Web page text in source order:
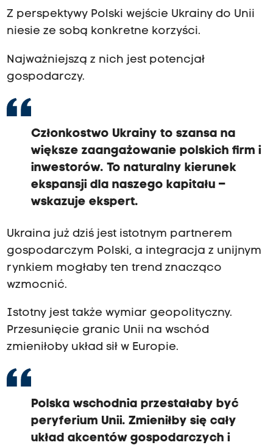
Z perspektywy Polski wejście Ukrainy do Unii
niesie ze sobą konkretne korzyści.
Najważniejszą z nich jest potencjał
gospodarczy.
Członkostwo Ukrainy to szansa na
większe zaangażowanie polskich firm i
inwestorów. To naturalny kierunek
ekspansji dla naszego kapitału –
wskazuje ekspert.
Ukraina już dziś jest istotnym partnerem
gospodarczym Polski, a integracja z unijnym
rynkiem mogłaby ten trend znacząco
wzmocnić.
Istotny jest także wymiar geopolityczny.
Przesunięcie granic Unii na wschód
zmieniłoby układ sił w Europie.
Polska wschodnia przestałaby być
peryferium Unii. Zmieniłby się cały
układ akcentów gospodarczych i